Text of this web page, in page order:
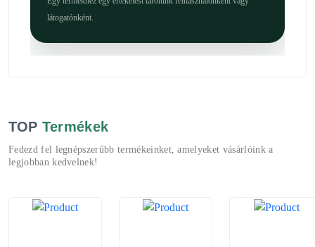
látogatónként.
TOP Termékek
Fedezd fel legnépszerűbb termékeinket, amelyeket vásárlóink a
legjobban kedvelnek!